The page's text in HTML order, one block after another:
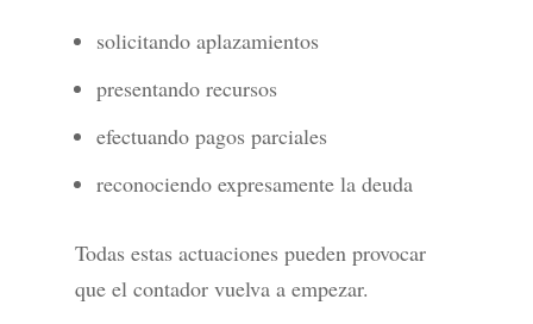
solicitando aplazamientos
presentando recursos
efectuando pagos parciales
reconociendo expresamente la deuda
Todas estas actuaciones pueden provocar
que el contador vuelva a empezar.